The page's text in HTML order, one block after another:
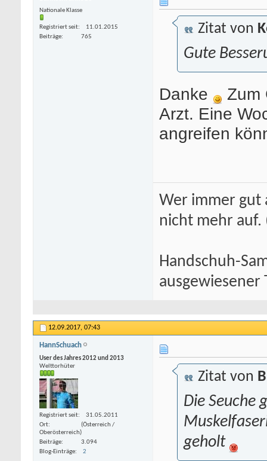
Nationale Klasse
Registriert seit
11.01.2015
Beiträge
765 Zitat von
Gute
Danke
Zum
Arzt. Eine
angreifen
Wer immer gut
nicht mehr auf.
Handschuh-
ausgewiesener
12.09.2017, 07:43
HannSchuach
User des Jahres 2012 und 2013
Welttorhüter
Registriert seit
31.05.2011
Ort
(Österreich /
Oberösterreich)
Beiträge
3.094
Blog-Einträge
2
Zitat von
Die Seuche
geholt